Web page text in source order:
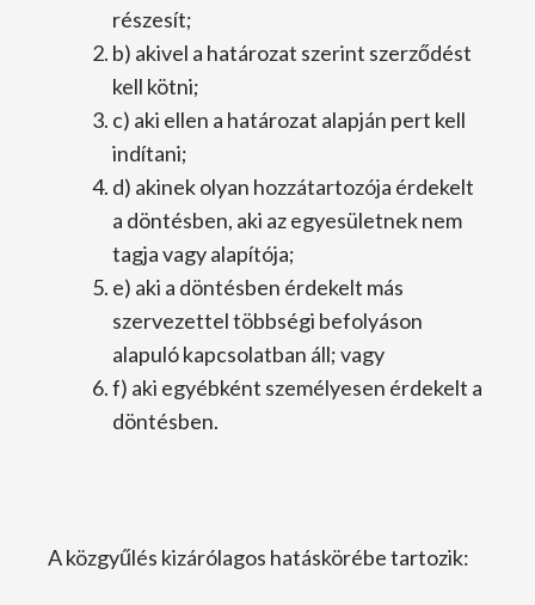
részesít;
b) akivel a határozat szerint szerződést
kell kötni;
c) aki ellen a határozat alapján pert kell
indítani;
d) akinek olyan hozzátartozója érdekelt
a döntésben, aki az egyesületnek nem
tagja vagy alapítója;
e) aki a döntésben érdekelt más
szervezettel többségi befolyáson
alapuló kapcsolatban áll; vagy
f) aki egyébként személyesen érdekelt a
döntésben.
A közgyűlés kizárólagos hatáskörébe tartozik: